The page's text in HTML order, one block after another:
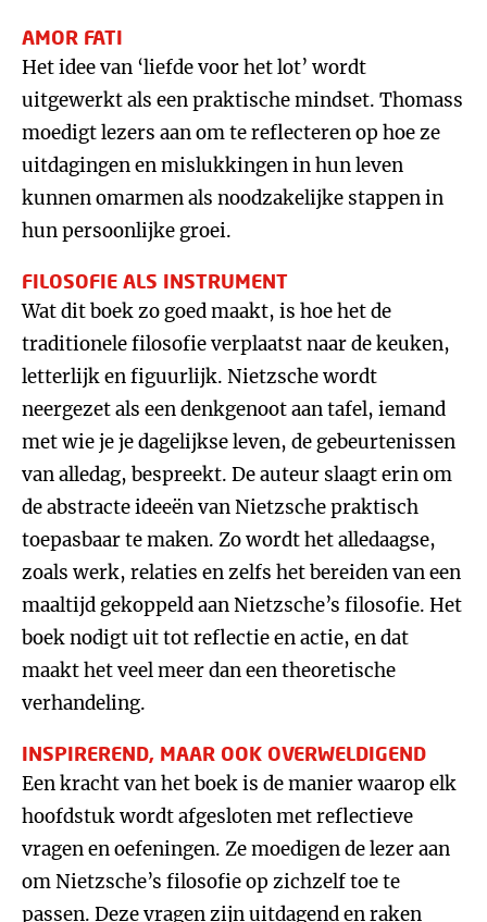
AMOR FATI
Het idee van ‘liefde voor het lot’ wordt
uitgewerkt als een praktische mindset. Thomass
moedigt lezers aan om te reflecteren op hoe ze
uitdagingen en mislukkingen in hun leven
kunnen omarmen als noodzakelijke stappen in
hun persoonlijke groei.
FILOSOFIE ALS INSTRUMENT
Wat dit boek zo goed maakt, is hoe het de
traditionele filosofie verplaatst naar de keuken,
letterlijk en figuurlijk. Nietzsche wordt
neergezet als een denkgenoot aan tafel, iemand
met wie je je dagelijkse leven, de gebeurtenissen
van alledag, bespreekt. De auteur slaagt erin om
de abstracte ideeën van Nietzsche praktisch
toepasbaar te maken. Zo wordt het alledaagse,
zoals werk, relaties en zelfs het bereiden van een
maaltijd gekoppeld aan Nietzsche’s filosofie. Het
boek nodigt uit tot reflectie en actie, en dat
maakt het veel meer dan een theoretische
verhandeling.
INSPIREREND, MAAR OOK OVERWELDIGEND
Een kracht van het boek is de manier waarop elk
hoofdstuk wordt afgesloten met reflectieve
vragen en oefeningen. Ze moedigen de lezer aan
om Nietzsche’s filosofie op zichzelf toe te
passen. Deze vragen zijn uitdagend en raken